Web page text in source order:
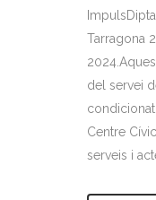
Tarragona
del servei
Centre
serveis i